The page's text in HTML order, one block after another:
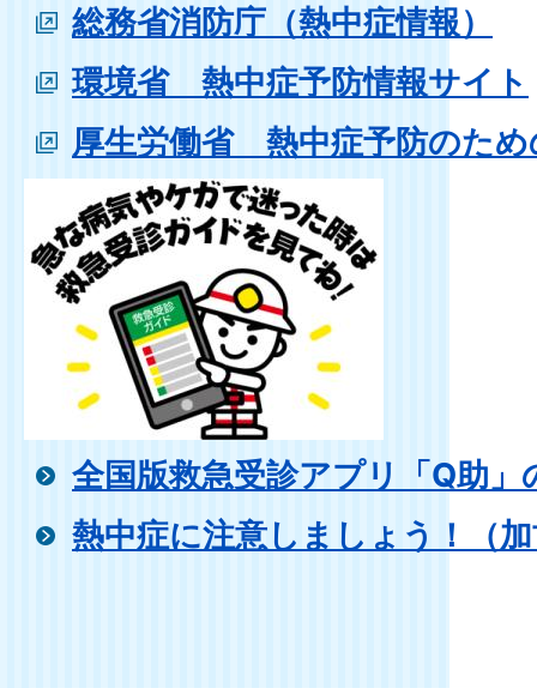
総務省消防庁（熱中症情報）
環境省 熱中症予防情報サイト
厚生労働省 熱中症予防のため
全国版救急受診アプリ「Q助」
熱中症に注意しましょう！（